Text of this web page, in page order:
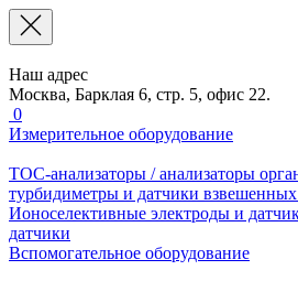
Наш адрес
Москва, Барклая 6, стр. 5, офис 22.
0
Измерительное оборудование
TOC-анализаторы / анализаторы
турбидиметры и датчики
Ионоселективные электроды и
датчики
Вспомогательное оборудование